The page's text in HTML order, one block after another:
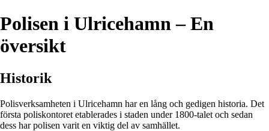
Polisen i Ulricehamn – En
översikt
Historik
Polisverksamheten i Ulricehamn har en lång och gedigen historia. Det
första poliskontoret etablerades i staden under 1800-talet och sedan
dess har polisen varit en viktig del av samhället.